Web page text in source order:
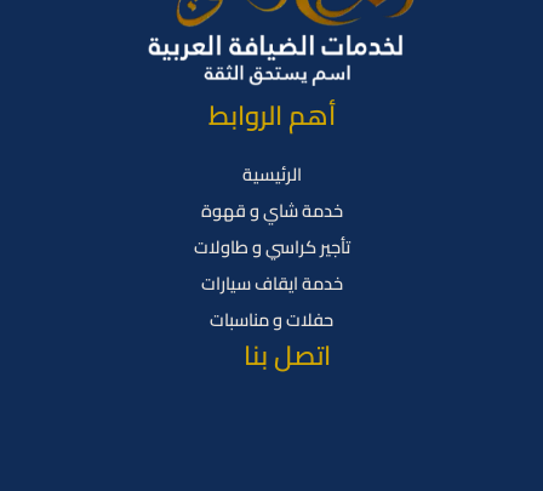
أهم الروابط
الرئيسية
خدمة شاي و قهوة
تأجير كراسي و طاولات
خدمة ايقاف سيارات
حفلات و مناسبات
اتصل بنا